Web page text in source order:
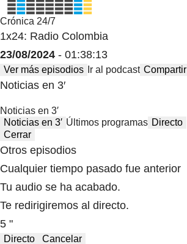
Crónica 24/7
1x24: Radio Colombia
23/08/2024 - 01:38:13
Ver más episodios Ir al podcast Compartir
Noticias en 3′
Noticias en 3′
Noticias en 3′ Últimos programas Directo
Cerrar
Otros episodios
Cualquier tiempo pasado fue anterior
Tu audio se ha acabado.
Te redirigiremos al directo.
5 "
Directo Cancelar